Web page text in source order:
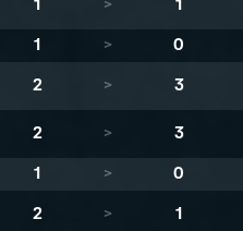
1 > 1
1 > 0
2 > 3
2 > 3
1 > 0
2 > 1